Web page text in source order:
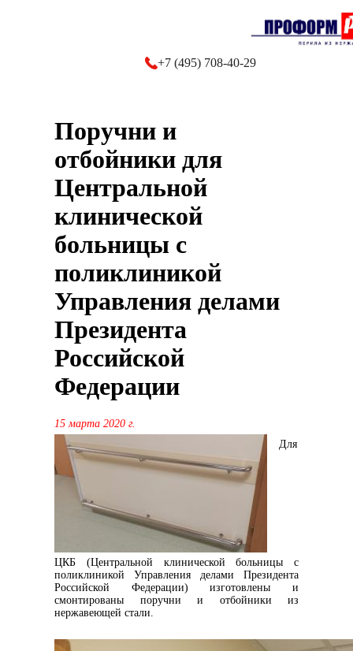
+7 (495) 708-40-29
Наши работы
Отзывы
Контакты
Поручни и
отбойники для
Центральной
клинической
больницы с
поликлиникой
Управления делами
Президента
Российской
Федерации
15 марта 2020 г.
Для
ЦКБ (Центральной клинической больницы с
поликлиникой Управления делами Президента
Российской Федерации) изготовлены и
смонтированы поручни и отбойники из
нержавеющей стали.